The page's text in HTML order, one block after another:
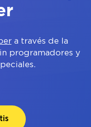
a través de la
programadores y